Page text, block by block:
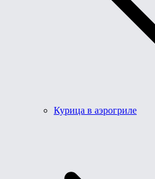
Курица в аэрогриле